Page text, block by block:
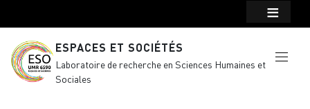
ESPACES ET SOCIÉTÉS
Laboratoire de recherche en Sciences Humaines et
Sociales